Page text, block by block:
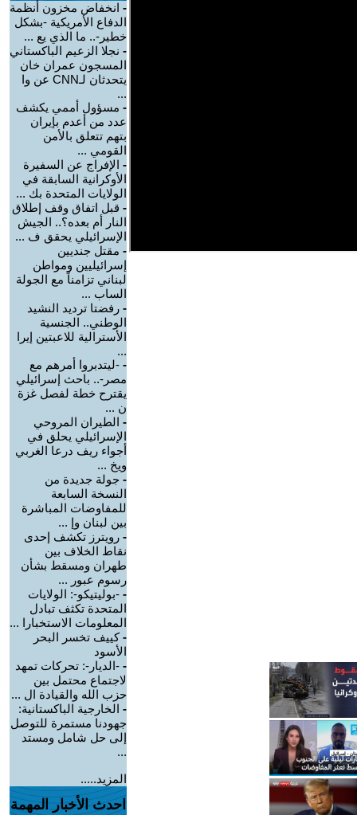
- انخفاض مخزون أنظمة
الدفاع الأمريكية -بشكل
خطير-.. ما الذي يع ...
- نجلا الزعيم الباكستاني
المسجون عمران خان
يتحدثان لـCNN عن وا
...
- مسؤول أممي يكشف
عدد من أعدم بإيران
بتهم تتعلق بالأمن
القومي ...
- الإفراج عن السفيرة
الأوكرانية السابقة في
الولايات المتحدة بك ...
- قبل اتفاق وقف إطلاق
النار أم بعده؟.. الجيش
الإسرائيلي يحقق ف ...
- مقتل جنديين
إسرائيليين ومواطن
لبناني تزامناً مع الجولة
الساب ...
- رفضتا ترديد النشيد
الوطني.. الجنسية
الأسترالية للاعبتين إيرا
...
- -ليتدبروا أمرهم مع
مصر-.. باحث إسرائيلي
يقترح خطة لفصل غزة
ن ...
- الطيران المروحي
الإسرائيلي يحلق في
أجواء ريف درعا الغربي
ويخ ...
- جولة جديدة من
النسخة السابعة
للمفاوضات المباشرة
بين لبنان وإ ...
- رويترز تكشف إحدى
نقاط الخلاف بين
طهران ومسقط بشأن
رسوم عبور ...
- -بوليتيكو-: الولايات
المتحدة تكثف تبادل
المعلومات الاستخبارا ...
-كييف تخسر البحر
الأسود
- -الديار-: تحركات تمهد
لاجتماع محتمل بين
حزب الله والقيادة ال ...
- الخارجية الباكستانية:
جهودنا مستمرة للتوصل
إلى حل شامل ومستد
...
المزيد.....
احدث الأخبار المهمة